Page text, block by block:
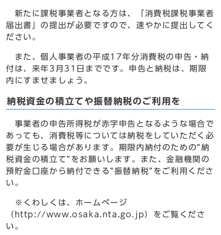
新たに課税事業者となる方は、「消費税課税事業者
届出書」の提出が必要ですので、速やかに提出してく
ださい。
また、個人事業者の平成17年分消費税の申告・納
付は、来年3月31日までです。申告と納税は、期限
内にすませましょう。
納税資金の積立てや振替納税のご利用を
事業者の申告所得税が赤字申告となるような場合で
あっても、消費税等については納税をしていただく必
要が生じる場合があります。期限内納付のための“納
税資金の積立て”をお願いします。また、金融機関の
預貯金口座から納付できる“振替納税”をご利用くださ
い。
※くわしくは、ホームページ
（http://www.osaka.nta.go.jp）をご覧くださ
い。